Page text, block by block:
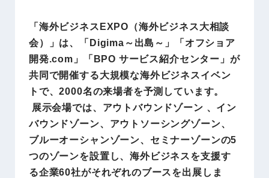
「海外ビジネスEXPO（海外ビジネス大相談
会）」は、「Digima～出島～」「オフショア
開発.com」「BPO サービス紹介センター」が
共同で開催する大規模な海外ビジネスイベン
トで、2000名の来場者を予測しています。
展示会場では、アウトバウンドゾーン 、イン
バウンドゾーン、アウトソーシングゾーン、
ブルーオーシャンゾーン、セミナーゾーンの5
つのゾーンを設置し、海外ビジネスを支援す
る企業60社がそれぞれのブースを出展しま